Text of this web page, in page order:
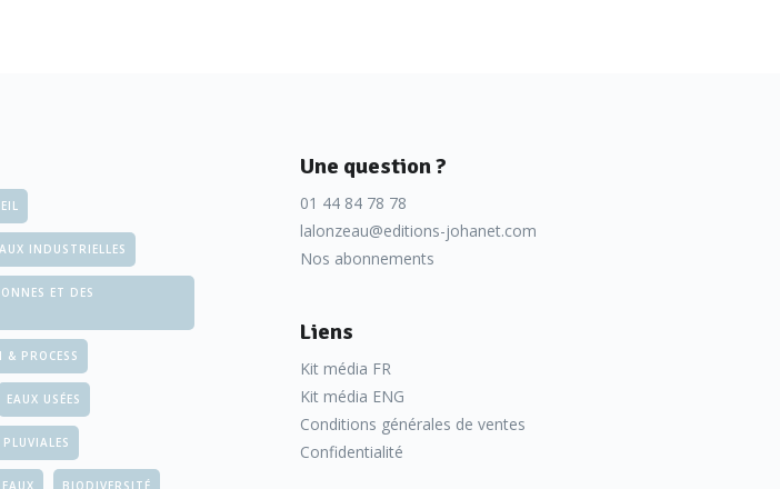
INDUSTRIELLES
ET DES
PROCESS
EAUX USÉES
BIODIVERSITÉ
Une question ?
01 44 84 78 78
lalonzeau@editions-johanet.com
Nos abonnements
Liens
Kit média FR
Kit média ENG
Conditions générales de ventes
Confidentialité